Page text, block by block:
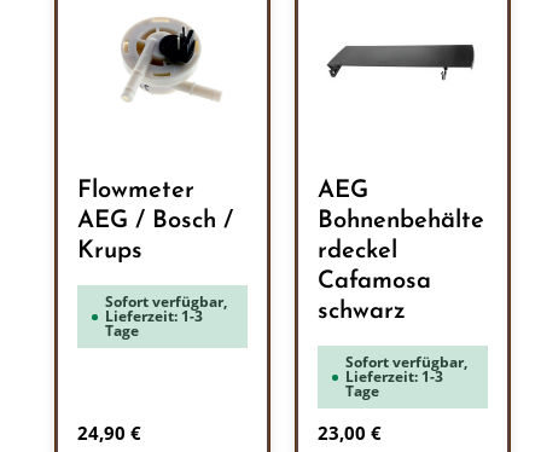
Flowmeter
AEG / Bosch /
Krups
Sofort verfügbar,
Lieferzeit: 1-3
Tage
Regulärer Preis:
24,90 €
AEG
Bohnenbehälte
rdeckel
Cafamosa
schwarz
Sofort verfügbar,
Lieferzeit: 1-3
Tage
Regulärer Preis:
23,00 €